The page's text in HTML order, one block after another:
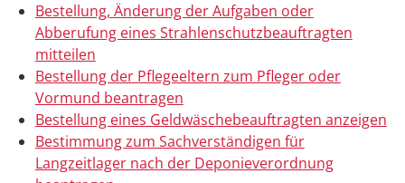
Bestellung, Änderung der Aufgaben oder
Abberufung eines Strahlenschutzbeauftragten
mitteilen
Bestellung der Pflegeeltern zum Pfleger oder
Vormund beantragen
Bestellung eines Geldwäschebeauftragten anzeigen
Bestimmung zum Sachverständigen für
Langzeitlager nach der Deponieverordnung